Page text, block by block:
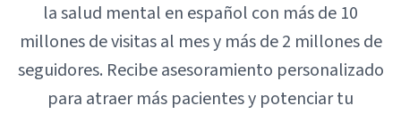
la salud mental en español con más de 10
millones de visitas al mes y más de 2 millones de
seguidores. Recibe asesoramiento personalizado
para atraer más pacientes y potenciar tu